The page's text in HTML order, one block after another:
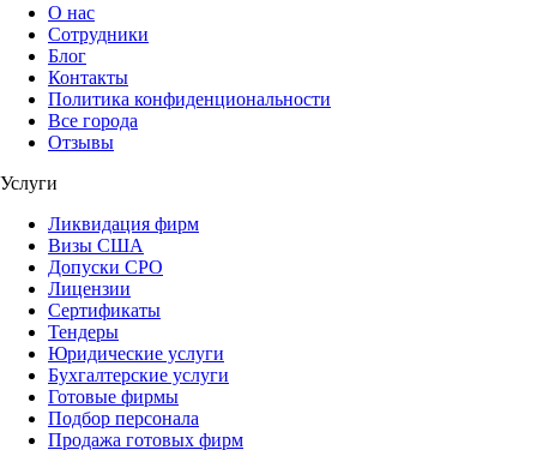
О нас
Сотрудники
Блог
Контакты
Политика конфиденциональности
Все города
Отзывы
Услуги
Ликвидация фирм
Визы США
Допуски СРО
Лицензии
Сертификаты
Тендеры
Юридические услуги
Бухгалтерские услуги
Готовые фирмы
Подбор персонала
Продажа готовых фирм